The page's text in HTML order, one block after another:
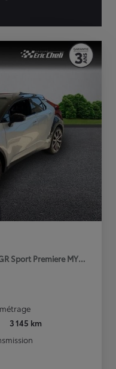
Sport Premiere MY25
3 145 km